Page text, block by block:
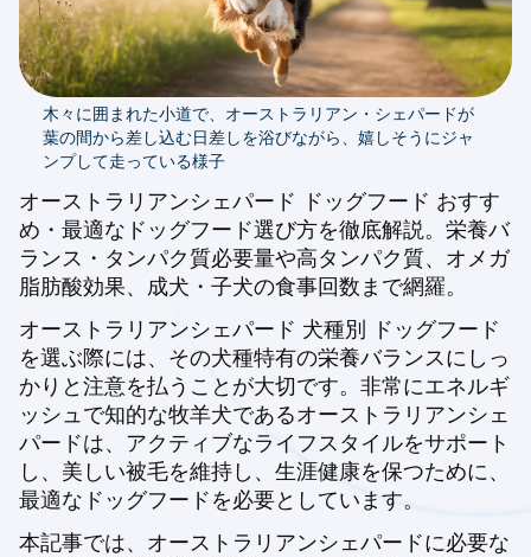
木々に囲まれた小道で、オーストラリアン・シェパードが
葉の間から差し込む日差しを浴びながら、嬉しそうにジャ
ンプして走っている様子
オーストラリアンシェパード ドッグフード おすす
め・最適なドッグフード選び方を徹底解説。栄養バ
ランス・タンパク質必要量や高タンパク質、オメガ
脂肪酸効果、成犬・子犬の食事回数まで網羅。
オーストラリアンシェパード 犬種別 ドッグフード
を選ぶ際には、その犬種特有の栄養バランスにしっ
かりと注意を払うことが大切です。非常にエネルギ
ッシュで知的な牧羊犬であるオーストラリアンシェ
パードは、アクティブなライフスタイルをサポート
し、美しい被毛を維持し、生涯健康を保つために、
最適なドッグフードを必要としています。
本記事では、オーストラリアンシェパードに必要な